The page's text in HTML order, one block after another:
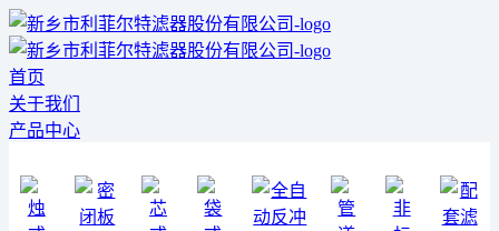
首页
关于我们
产品中心